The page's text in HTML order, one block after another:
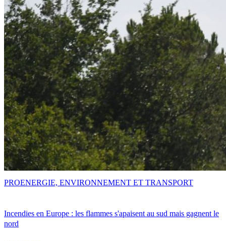
Incendies en Europe : les flammes s'apaisent au sud mais gagnent le
nord
PROENERGIE, ENVIRONNEMENT ET TRANSPORT